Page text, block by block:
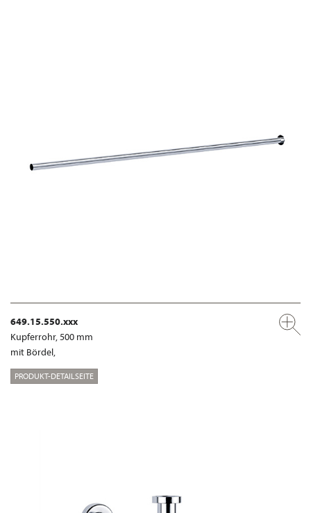
649.15.550.xxx
Kupferrohr, 500 mm
mit Bördel,
PRODUKT-DETAILSEITE